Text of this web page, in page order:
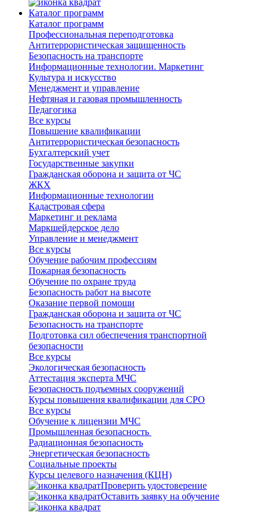
Каталог программ
Каталог программ
Профессиональная переподготовка
Антитеррористическая защищенность
Безопасность на транспорте
Информационные технологии. Маркетинг
Культура и искусство
Менеджмент и управление
Нефтяная и газовая промышленность
Педагогика
Все курсы
Повышение квалификации
Антитеррористическая безопасность
Бухгалтерский учет
Государственные закупки
Гражданская оборона и защита от ЧС
ЖКХ
Информационные технологии
Кадастровая сфера
Маркетинг и реклама
Маркшейдерское дело
Управление и менеджмент
Все курсы
Обучение рабочим профессиям
Пожарная безопасность
Обучение по охране труда
Безопасность работ на высоте
Оказание первой помощи
Гражданская оборона и защита от ЧС
Безопасность на транспорте
Подготовка сил обеспечения транспортной
безопасности
Все курсы
Экологическая безопасность
Аттестация эксперта МЧС
Безопасность подъемных сооружений
Курсы повышения квалификации для СРО
Все курсы
Обучение к лицензии МЧС
Промышленная безопасность
Радиационная безопасность
Энергетическая безопасность
Социальные проекты
Курсы целевого назначения (КЦН)
Проверить удостоверение
Оставить заявку на обучение